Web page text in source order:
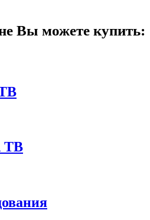
Вы можете купить:
ТВ